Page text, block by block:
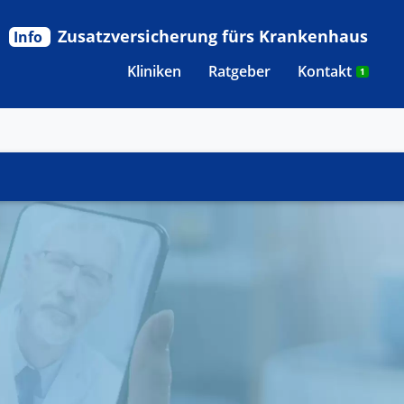
Kliniken
Ratgeber Kontakt 1
Info Zusatzversicherung fürs Krankenhaus